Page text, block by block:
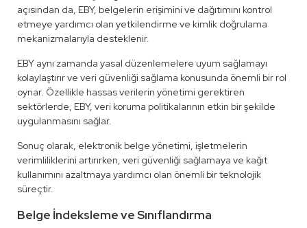
açısından da, EBY, belgelerin erişimini ve dağıtımını kontrol
etmeye yardımcı olan yetkilendirme ve kimlik doğrulama
mekanizmalarıyla desteklenir.
EBY aynı zamanda yasal düzenlemelere uyum sağlamayı
kolaylaştırır ve veri güvenliği sağlama konusunda önemli bir rol
oynar. Özellikle hassas verilerin yönetimi gerektiren
sektörlerde, EBY, veri koruma politikalarının etkin bir şekilde
uygulanmasını sağlar.
Sonuç olarak, elektronik belge yönetimi, işletmelerin
verimliliklerini artırırken, veri güvenliği sağlamaya ve kağıt
kullanımını azaltmaya yardımcı olan önemli bir teknolojik
süreçtir.
Belge İndeksleme ve Sınıflandırma